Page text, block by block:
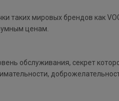
мировых брендов как
ценам.
обслуживания, секрет